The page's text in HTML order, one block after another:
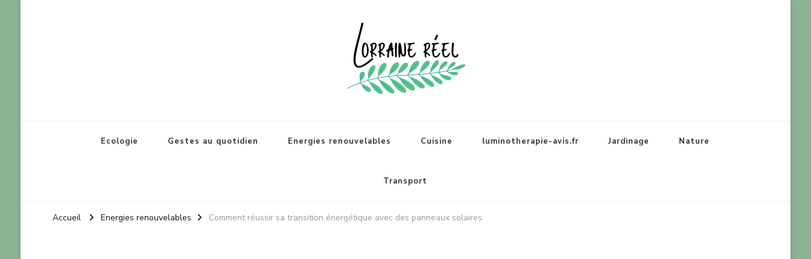
Ecologie Gestes au quotidien Energies renouvelables Cuisine luminotherapie-avis.fr Jardinage Nature
Transport
Accueil Energies renouvelables Comment réussir sa transition énergétique avec des panneaux solaires